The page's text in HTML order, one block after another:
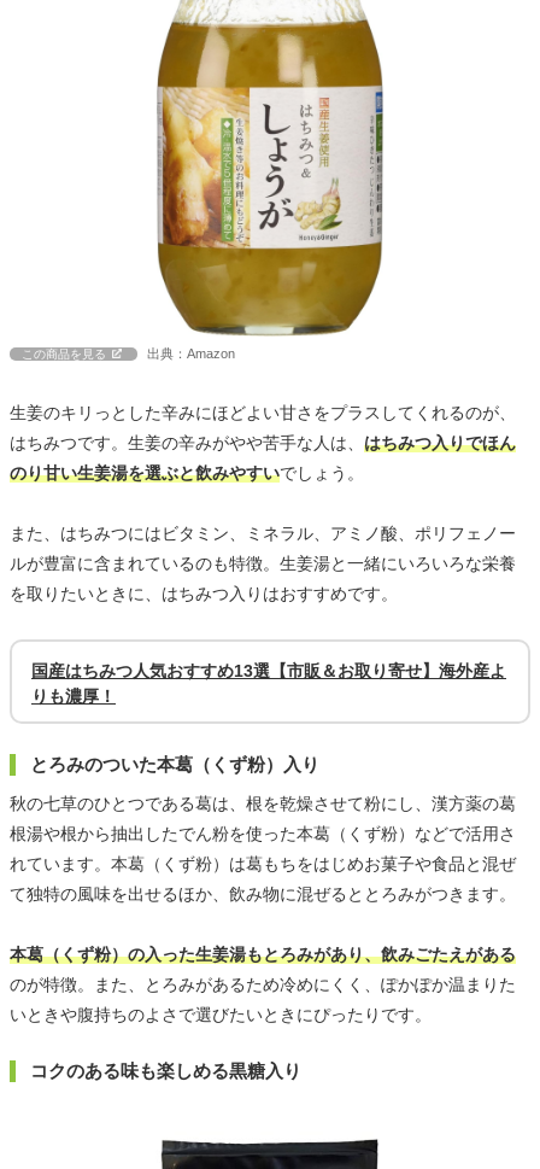
この商品を見る 出典：Amazon
生姜のキリっとした辛みにほどよい甘さをプラスしてくれるのが、
はちみつです。生姜の辛みがやや苦手な人は、 はちみつ入りでほん
のり甘い生姜湯を選ぶと飲みやすいでしょう。
また、はちみつにはビタミン、ミネラル、アミノ酸、ポリフェノー
ルが豊富に含まれているのも特徴。生姜湯と一緒にいろいろな栄養
を取りたいときに、はちみつ入りはおすすめです。
国産はちみつ人気おすすめ13選【市販＆お取り寄せ】海外産よ
りも濃厚！
とろみのついた本葛（くず粉）入り
秋の七草のひとつである葛は、根を乾燥させて粉にし、漢方薬の葛
根湯や根から抽出したでん粉を使った本葛（くず粉）などで活用さ
れています。本葛（くず粉）は葛もちをはじめお菓子や食品と混ぜ
て独特の風味を出せるほか、飲み物に混ぜるととろみがつきます。
本葛（くず粉）の入った生姜湯もとろみがあり、飲みごたえがある
のが特徴。また、とろみがあるため冷めにくく、ぽかぽか温まりた
いときや腹持ちのよさで選びたいときにぴったりです。
コクのある味も楽しめる黒糖入り